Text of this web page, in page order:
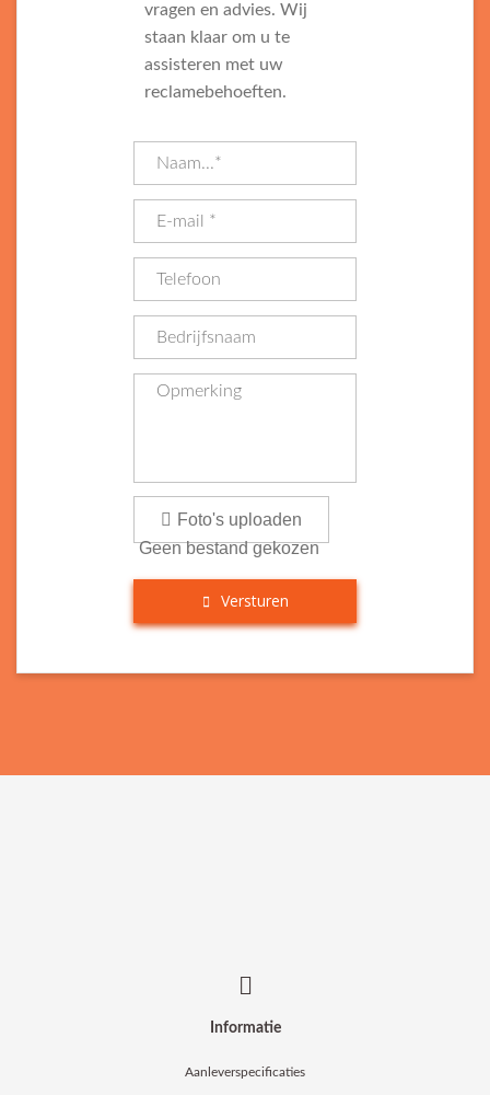
vragen en advies. Wij
staan klaar om u te
assisteren met uw
reclamebehoeften.
Foto's uploaden
Geen bestand gekozen
Versturen
Informatie
Aanleverspecificaties